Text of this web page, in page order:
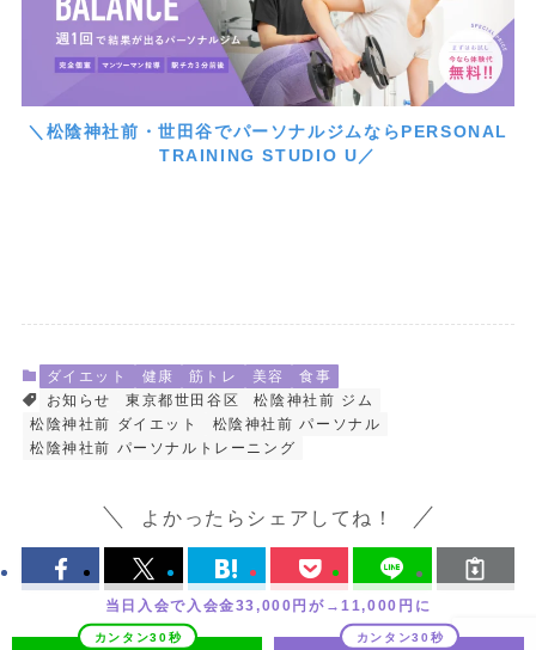
＼松陰神社前・世田谷でパーソナルジムならPERSONAL
TRAINING STUDIO U／
ダイエット 健康 筋トレ 美容
食事
お知らせ
東京都世田谷区
松陰神社前 ジム
松陰神社前 ダイエット
松陰神社前 パーソナル
松陰神社前 パーソナルトレーニング
よかったらシェアしてね！
当日入会で入会金33,000円が→11,000円に